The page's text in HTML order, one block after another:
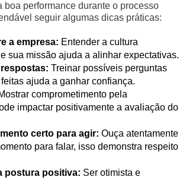
boa performance durante o processo
seguir algumas dicas práticas:
a empresa: Entender a cultura
sua missão ajuda a alinhar expectativas.
Treinar possíveis perguntas
ajuda a ganhar confiança.
comprometimento pela
impactar positivamente a avaliação do
certo para agir: Ouça atentamente
para falar, isso demonstra respeito
postura positiva: Ser otimista e